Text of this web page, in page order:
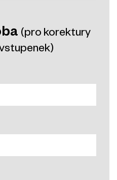
(pro korektury